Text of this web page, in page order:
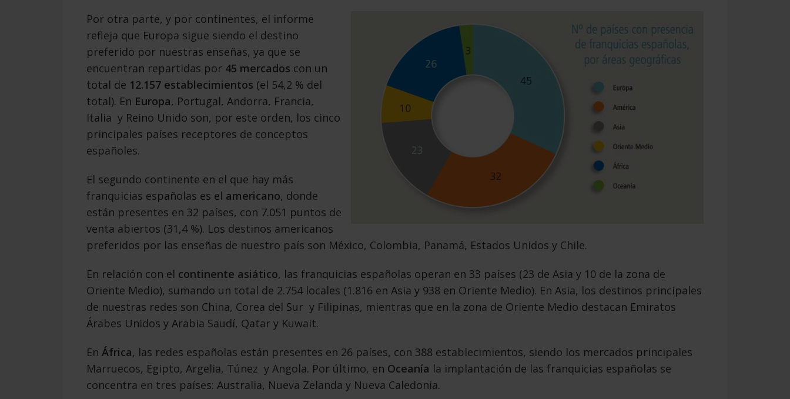
Por otra parte, y por continentes, el informe
refleja que Europa sigue siendo el destino
preferido por nuestras enseñas, ya que se
encuentran repartidas por 45 mercados con un
total de 12.157 establecimientos (el 54,2 % del
total). En Europa, Portugal, Andorra, Francia,
Italia y Reino Unido son, por este orden, los cinco
principales países receptores de conceptos
españoles.
El segundo continente en el que hay más
franquicias españolas es el americano, donde
están presentes en 32 países, con 7.051 puntos de
venta abiertos (31,4 %). Los destinos americanos
preferidos por las enseñas de nuestro país son México, Colombia, Panamá, Estados Unidos y Chile.
En relación con el continente asiático, las franquicias españolas operan en 33 países (23 de Asia y 10 de la zona de
Oriente Medio), sumando un total de 2.754 locales (1.816 en Asia y 938 en Oriente Medio). En Asia, los destinos principales
de nuestras redes son China, Corea del Sur y Filipinas, mientras que en la zona de Oriente Medio destacan Emiratos
Árabes Unidos y Arabia Saudí, Qatar y Kuwait.
En África, las redes españolas están presentes en 26 países, con 388 establecimientos, siendo los mercados principales
Marruecos, Egipto, Argelia, Túnez y Angola. Por último, en Oceanía la implantación de las franquicias españolas se
concentra en tres países: Australia, Nueva Zelanda y Nueva Caledonia.